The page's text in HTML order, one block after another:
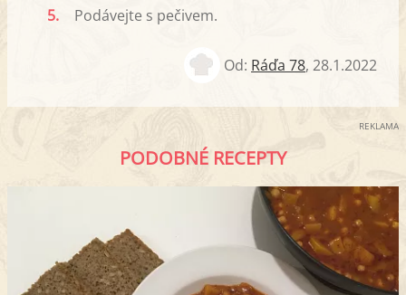
5. Podávejte s pečivem.
Od: Ráďa 78, 28.1.2022
REKLAMA
PODOBNÉ RECEPTY